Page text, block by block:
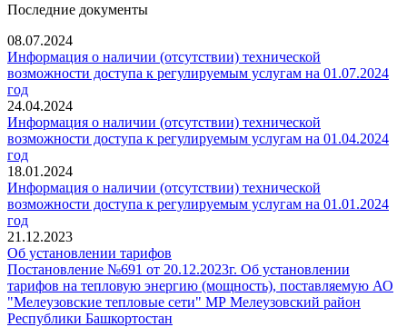
Последние документы
08.07.2024
Информация о наличии (отсутствии) технической
возможности доступа к регулируемым услугам на 01.07.2024
год
24.04.2024
Информация о наличии (отсутствии) технической
возможности доступа к регулируемым услугам на 01.04.2024
год
18.01.2024
Информация о наличии (отсутствии) технической
возможности доступа к регулируемым услугам на 01.01.2024
год
21.12.2023
Об установлении тарифов
Постановление №691 от 20.12.2023г. Об установлении
тарифов на тепловую энергию (мощность), поставляемую АО
"Мелеузовские тепловые сети" МР Мелеузовский район
Республики Башкортостан